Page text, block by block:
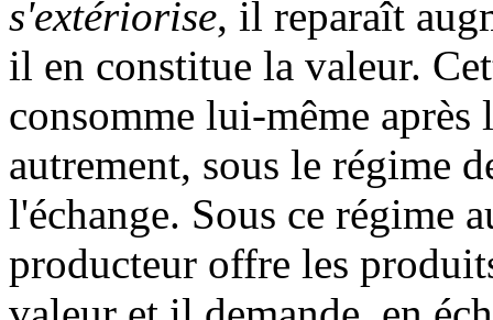
s'extériorise, il reparaît
il en constitue la valeur.
consomme lui-même
autrement, sous le régime
l'échange. Sous ce régime
producteur offre les